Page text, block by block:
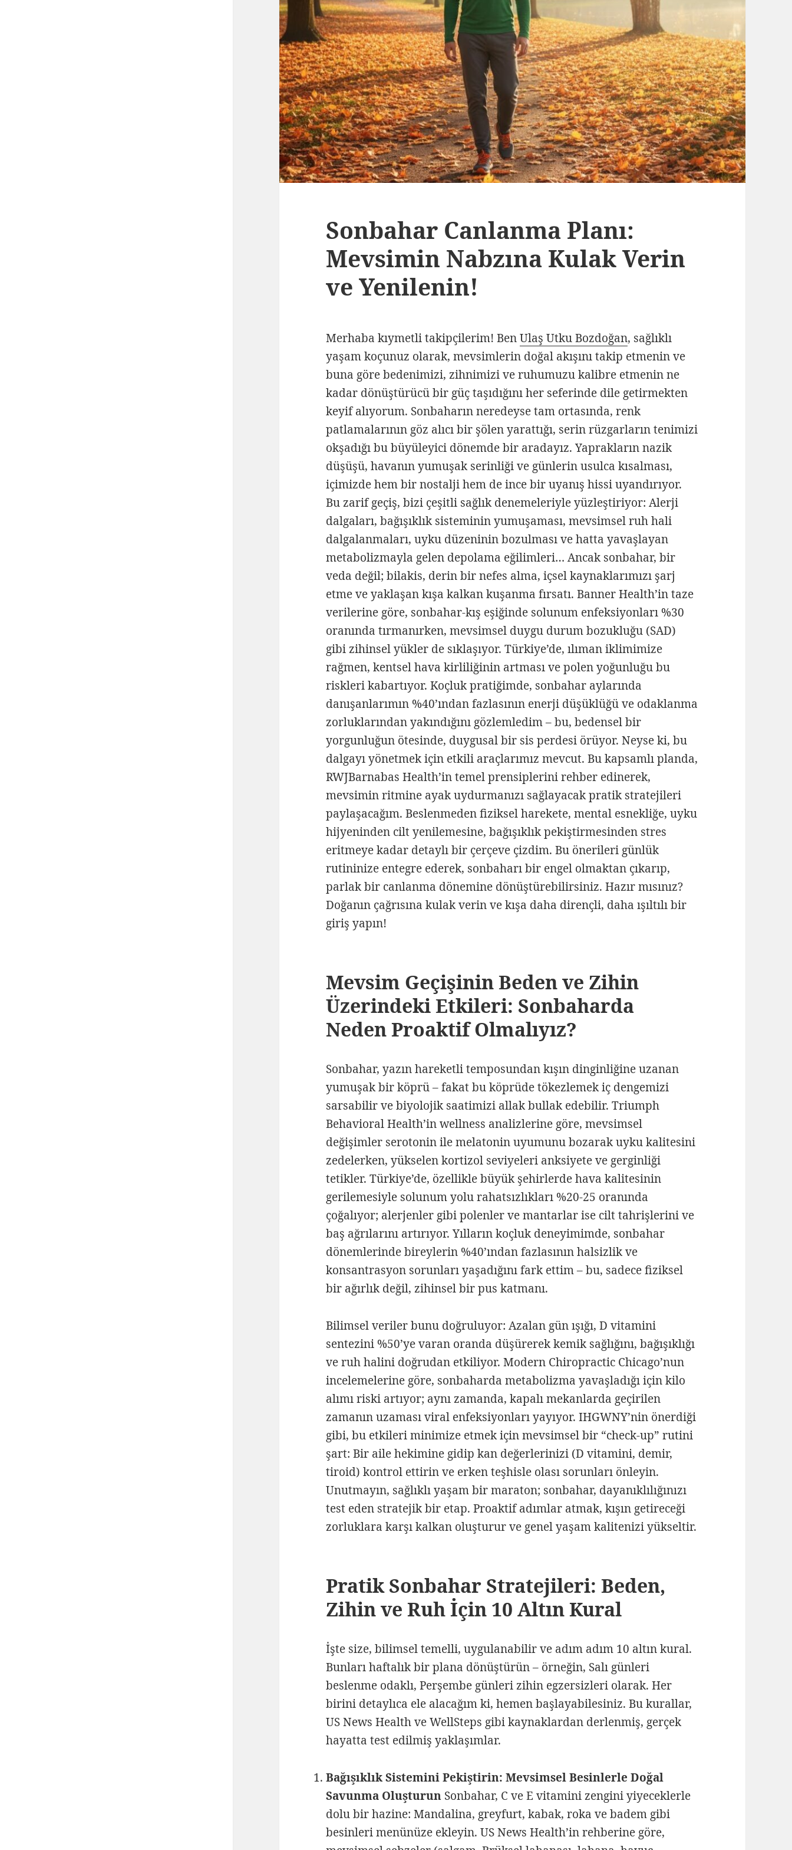
Sonbahar Canlanma Planı:
Mevsimin Nabzına Kulak Verin
ve Yenilenin!
Merhaba kıymetli takipçilerim! BenUlaş Utku Bozdoğan, sağlıklı
yaşam koçunuz olarak, mevsimlerin doğal akışını takip etmenin ve
buna göre bedenimizi, zihnimizi ve ruhumuzu kalibre etmenin ne
kadar dönüştürücü bir güç taşıdığını her seferinde dile getirmekten
keyif alıyorum. Sonbaharın neredeyse tam ortasında, renk
patlamalarının göz alıcı bir şölen yarattığı, serin rüzgarların tenimizi
okşadığı bu büyüleyici dönemde bir aradayız. Yaprakların nazik
düşüşü, havanın yumuşak serinliği ve günlerin usulca kısalması,
içimizde hem bir nostalji hem de ince bir uyanış hissi uyandırıyor.
Bu zarif geçiş, bizi çeşitli sağlık denemeleriyle yüzleştiriyor: Alerji
dalgaları, bağışıklık sisteminin yumuşaması, mevsimsel ruh hali
dalgalanmaları, uyku düzeninin bozulması ve hatta yavaşlayan
metabolizmayla gelen depolama eğilimleri… Ancak sonbahar, bir
veda değil; bilakis, derin bir nefes alma, içsel kaynaklarımızı şarj
etme ve yaklaşan kışa kalkan kuşanma fırsatı. Banner Health’in taze
verilerine göre, sonbahar-kış eşiğinde solunum enfeksiyonları %30
oranında tırmanırken, mevsimsel duygu durum bozukluğu (SAD)
gibi zihinsel yükler de sıklaşıyor. Türkiye’de, ılıman iklimimize
rağmen, kentsel hava kirliliğinin artması ve polen yoğunluğu bu
riskleri kabartıyor. Koçluk pratiğimde, sonbahar aylarında
danışanlarımın %40’ından fazlasının enerji düşüklüğü ve odaklanma
zorluklarından yakındığını gözlemledim – bu, bedensel bir
yorgunluğun ötesinde, duygusal bir sis perdesi örüyor. Neyse ki, bu
dalgayı yönetmek için etkili araçlarımız mevcut. Bu kapsamlı planda,
RWJBarnabas Health’in temel prensiplerini rehber edinerek,
mevsimin ritmine ayak uydurmanızı sağlayacak pratik stratejileri
paylaşacağım. Beslenmeden fiziksel harekete, mental esnekliğe, uyku
hijyeninden cilt yenilemesine, bağışıklık pekiştirmesinden stres
eritmeye kadar detaylı bir çerçeve çizdim. Bu önerileri günlük
rutininize entegre ederek, sonbaharı bir engel olmaktan çıkarıp,
parlak bir canlanma dönemine dönüştürebilirsiniz. Hazır mısınız?
Doğanın çağrısına kulak verin ve kışa daha dirençli, daha ışıltılı bir
giriş yapın!
Mevsim Geçişinin Beden ve Zihin
Üzerindeki Etkileri: Sonbaharda
Neden Proaktif Olmalıyız?
Sonbahar, yazın hareketli temposundan kışın dinginliğine uzanan
yumuşak bir köprü – fakat bu köprüde tökezlemek iç dengemizi
sarsabilir ve biyolojik saatimizi allak bullak edebilir. Triumph
Behavioral Health’in wellness analizlerine göre, mevsimsel
değişimler serotonin ile melatonin uyumunu bozarak uyku kalitesini
zedelerken, yükselen kortizol seviyeleri anksiyete ve gerginliği
tetikler. Türkiye’de, özellikle büyük şehirlerde hava kalitesinin
gerilemesiyle solunum yolu rahatsızlıkları %20-25 oranında
çoğalıyor; alerjenler gibi polenler ve mantarlar ise cilt tahrişlerini ve
baş ağrılarını artırıyor. Yılların koçluk deneyimimde, sonbahar
dönemlerinde bireylerin %40’ından fazlasının halsizlik ve
konsantrasyon sorunları yaşadığını fark ettim – bu, sadece fiziksel
bir ağırlık değil, zihinsel bir pus katmanı.
Bilimsel veriler bunu doğruluyor: Azalan gün ışığı, D vitamini
sentezini %50’ye varan oranda düşürerek kemik sağlığını, bağışıklığı
ve ruh halini doğrudan etkiliyor. Modern Chiropractic Chicago’nun
incelemelerine göre, sonbaharda metabolizma yavaşladığı için kilo
alımı riski artıyor; aynı zamanda, kapalı mekanlarda geçirilen
zamanın uzaması viral enfeksiyonları yayıyor. IHGWNY’nin önerdiği
gibi, bu etkileri minimize etmek için mevsimsel bir “check-up” rutini
şart: Bir aile hekimine gidip kan değerlerinizi (D vitamini, demir,
tiroid) kontrol ettirin ve erken teşhisle olası sorunları önleyin.
Unutmayın, sağlıklı yaşam bir maraton; sonbahar, dayanıklılığınızı
test eden stratejik bir etap. Proaktif adımlar atmak, kışın getireceği
zorluklara karşı kalkan oluşturur ve genel yaşam kalitenizi yükseltir.
Pratik Sonbahar Stratejileri: Beden,
Zihin ve Ruh İçin 10 Altın Kural
İşte size, bilimsel temelli, uygulanabilir ve adım adım 10 altın kural.
Bunları haftalık bir plana dönüştürün – örneğin, Salı günleri
beslenme odaklı, Perşembe günleri zihin egzersizleri olarak. Her
birini detaylıca ele alacağım ki, hemen başlayabilesiniz. Bu kurallar,
US News Health ve WellSteps gibi kaynaklardan derlenmiş, gerçek
hayatta test edilmiş yaklaşımlar.
Bağışıklık Sistemini Pekiştirin: Mevsimsel Besinlerle Doğal
Savunma Oluşturun Sonbahar, C ve E vitamini zengini yiyeceklerle
dolu bir hazine: Mandalina, greyfurt, kabak, roka ve badem gibi
besinleri menünüze ekleyin. US News Health’in rehberine göre,